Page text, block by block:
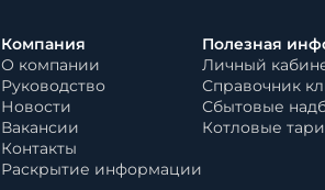
Компания
О компании
Руководство
Новости
Вакансии
Контакты
Раскрытие информации
Полезная
Личный
Справочник
Сбытовые
Котловые